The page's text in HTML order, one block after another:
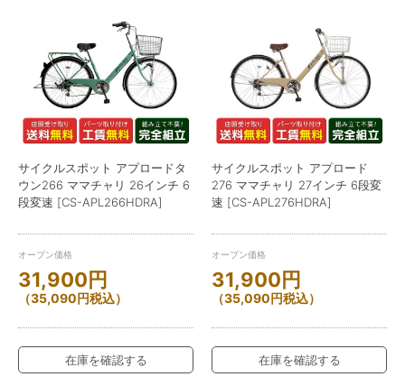
サイクルスポット アプロードタ
ウン266 ママチャリ 26インチ 6
段変速 [CS-APL266HDRA]
オープン価格
31,900円
（35,090円税込）
在庫を確認する
サイクルスポット アプロード
276 ママチャリ 27インチ 6段変
速 [CS-APL276HDRA]
オープン価格
31,900円
（35,090円税込）
在庫を確認する